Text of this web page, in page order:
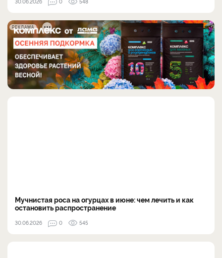
РЕКЛАМА
Мучнистая роса на огурцах в июне: чем лечить и как
остановить распространение
30.06.2026 0 545